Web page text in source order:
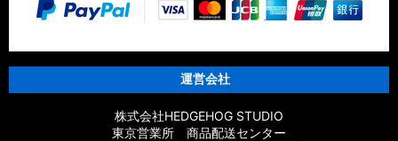
運営会社
株式会社HEDGEHOG STUDIO
東京営業所 商品配送センター